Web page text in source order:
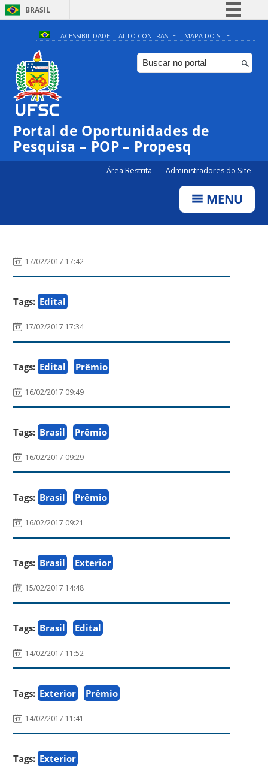
BRASIL
Simplifique!
Comunica BR
Participe
Canais
ACESSIBILIDADE ALTO CONTRASTE MAPA DO SITE
Portal de Oportunidades de
Pesquisa – POP – Propesq
Área Restrita Administradores do Site
MENU
17/02/2017 17:42
Tags: Edital
17/02/2017 17:34
Tags: Edital Prêmio
16/02/2017 09:49
Tags: Brasil Prêmio
16/02/2017 09:29
Tags: Brasil Prêmio
16/02/2017 09:21
Tags: Brasil Exterior
15/02/2017 14:48
Tags: Brasil Edital
14/02/2017 11:52
Tags: Exterior Prêmio
14/02/2017 11:41
Tags: Exterior